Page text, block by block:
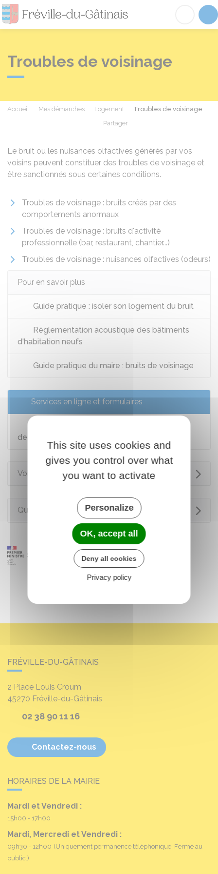
Fréville-du-
Troubles de voisinage
Accueil Mes démarches Logement
Troubles de voisinage
Partager
Le bruit ou les nuisances olfactives générés par vos
voisins peuvent constituer des troubles de voisinage et
être sanctionnés sous certaines conditions.
Troubles de voisinage : bruits créés par des
comportements anormaux
Troubles de voisinage : bruits d'activité
professionnelle (bar, restaurant, chantier...)
Troubles de voisinage : nuisances olfactives (odeurs)
Pour en savoir plus
Guide pratique : isoler son logement du bruit
Réglementation acoustique des bâtiments
d'habitation neufs
Guide pratique du maire : bruits de voisinage
Services en ligne et formulaires
Demander au maire de faire cesser un bruit
de voisinage
Voir aussi
Questions ? Réponses !
FRÉVILLE-DU-GÂTINAIS
2 Place Louis Croum
45270 Fréville-du-Gâtinais
02 38 90 11 16
Contactez-nous
HORAIRES DE LA MAIRIE
Mardi et Vendredi :
15h00 - 17h00
Mardi, Mercredi et Vendredi :
09h30 - 12h00 (Uniquement permanence téléphonique. Fermé au
public.)
This site uses cookies and
gives you control over what
you want to activate
Personalize
OK, accept all
Deny all cookies
Privacy policy